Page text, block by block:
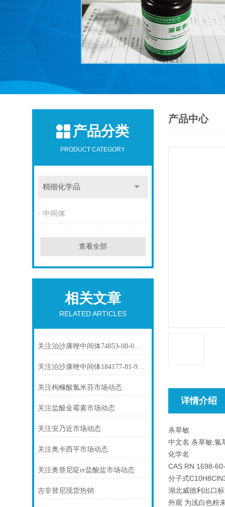
产品分类
PRODUCT CATEGORY
精细化学品
中间体
查看全部
相关文章
RELATED ARTICLES
关注泊沙康唑中间体74853-08-0市场动态
关注泊沙康唑中间体184177-81-9市场动态
关注枸橼酸氯米芬市场动态
关注盐酸金霉素市场动态
关注安乃近市场动态
关注奥卡西平市场动态
关注奥替尼啶er盐酸盐市场动态
吉非替尼现货热销
产品中心
详情介绍
杀草敏
中文名 杀草敏;氯
化学名
CAS RN 1698-
分子式
湖北威德利出口
外观 为浅白色粉